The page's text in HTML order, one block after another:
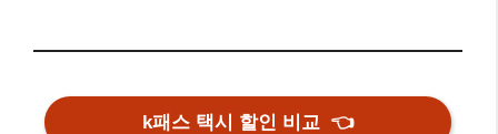
k패스 택시 할인 비교 👈